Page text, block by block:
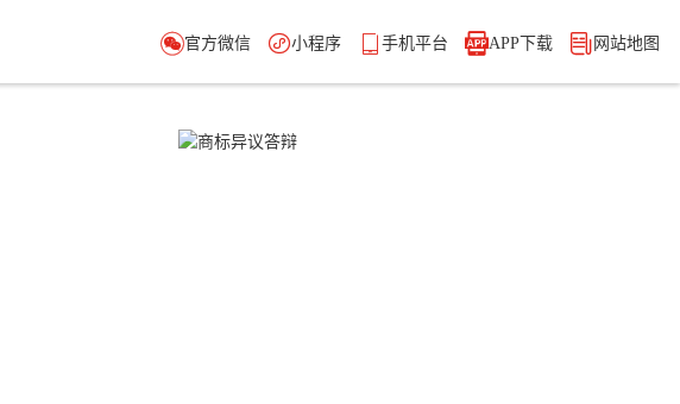
官方微信 小程序  手机平台 APP下载  网站地图